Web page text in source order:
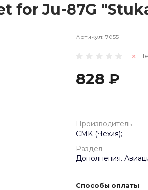
for Ju-87G
Артикул: 7055
828 ₽
Производитель
CMK (Чехия);
Раздел
Дополнения.
Способы оплаты